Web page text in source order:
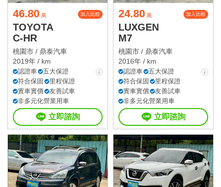
46.80 萬 加入比較
TOYOTA
C-HR
桃園市 / 鼎泰汽車
2019年 / km
認證車
五大保證
符合保固
里程保證
實車實價
友善試車
非多元化營業用車
立即諮詢
24.80 萬 加入比較
LUXGEN
M7
桃園市 / 鼎泰汽車
2016年 / km
認證車
五大保證
符合保固
里程保證
實車實價
友善試車
非多元化營業用車
立即諮詢